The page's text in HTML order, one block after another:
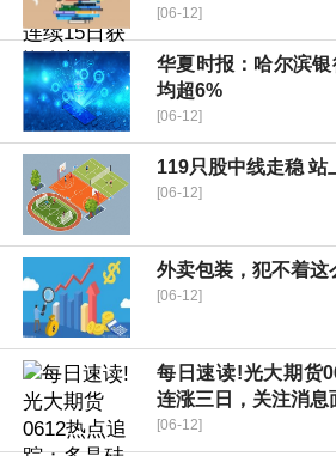
[06-12]
华夏时报：哈尔滨
均超6%
[06-12]
119只股中线走稳 站
[06-12]
外卖包装，犯不着这
[06-12]
每日速读!光大期货
连涨三日，关注消息
[06-12]